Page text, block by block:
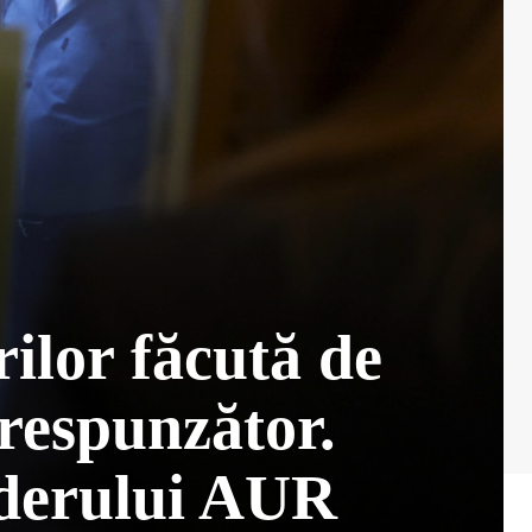
făcută de
AUR